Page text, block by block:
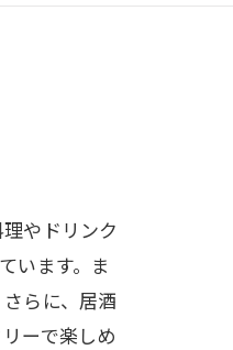
やドリンク
います。ま
らに、居酒
ーで楽しめ